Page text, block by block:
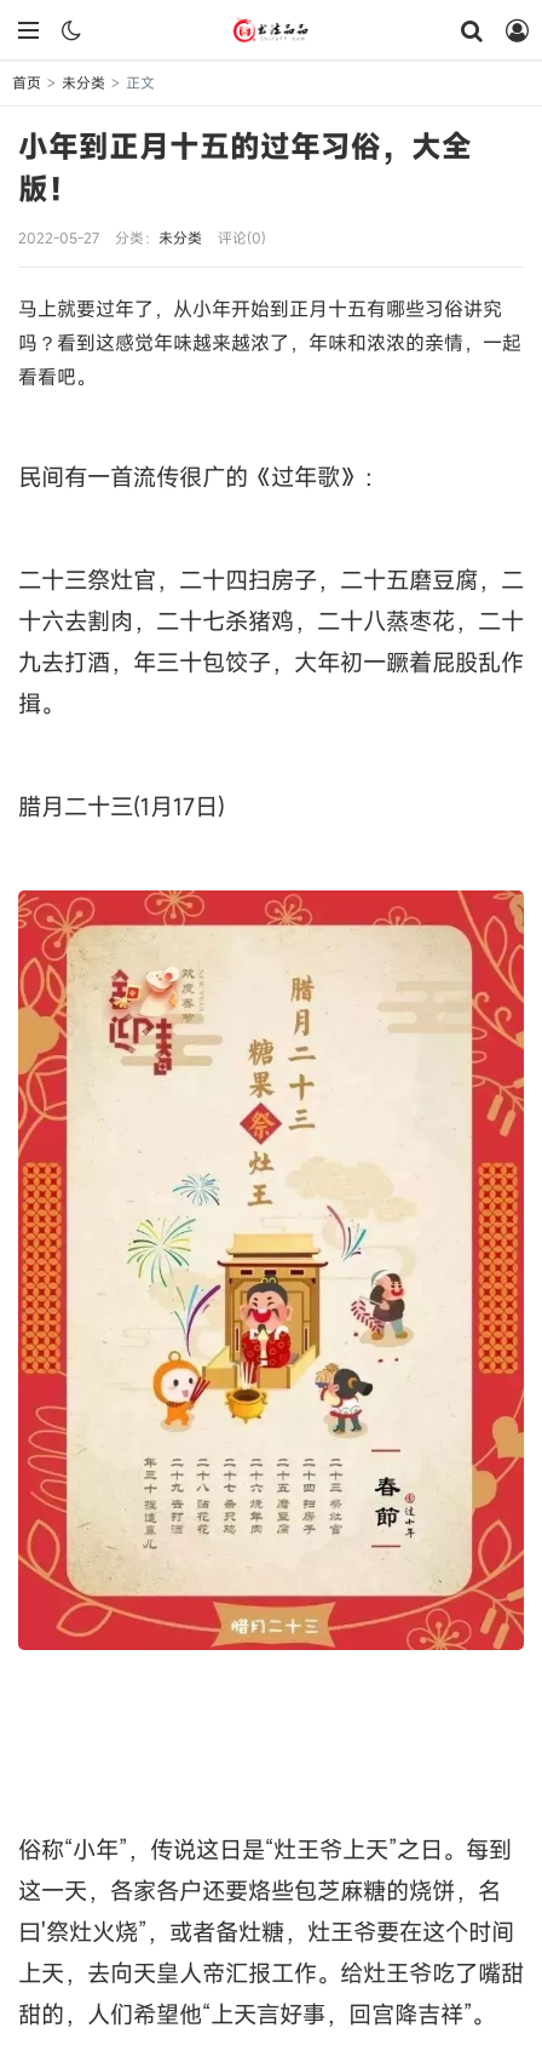
首页 > 未分类 > 正文
小年到正月十五的过年习俗，大全
版！
2022-05-27 分类： 未分类 评论(0)
马上就要过年了，从小年开始到正月十五有哪些习俗讲究
吗？看到这感觉年味越来越浓了，年味和浓浓的亲情，一起
看看吧。
民间有一首流传很广的《过年歌》：
二十三祭灶官，二十四扫房子，二十五磨豆腐，二
十六去割肉，二十七杀猪鸡，二十八蒸枣花，二十
九去打酒，年三十包饺子，大年初一蹶着屁股乱作
揖。
腊月二十三(1月17日)
俗称“小年”，传说这日是“灶王爷上天”之日。每到
这一天，各家各户还要烙些包芝麻糖的烧饼，名
曰'祭灶火烧”，或者备灶糖，灶王爷要在这个时间
上天，去向天皇人帝汇报工作。给灶王爷吃了嘴甜
甜的，人们希望他“上天言好事，回宫降吉祥”。